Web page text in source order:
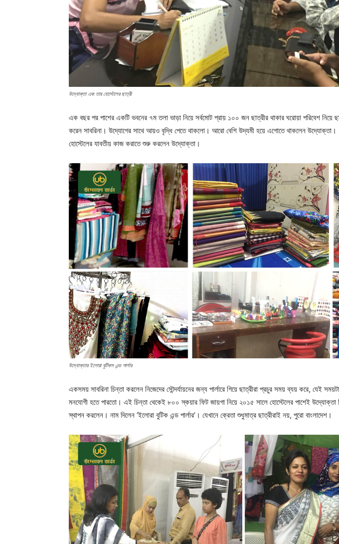
উদ্যোক্তা এবং তার হোস্টেলের ছাত্রী
এক বছর পর পাশের একটি ভবনের ৭ম তলা ভাড়া নিয়ে সর্বমোট প্রায় ১০০ জন ছাত্রীর থাকার ঘরোয়া পরিবেশ নিয়ে
করেন সাবরিনা। উদ্যোগের সাথে আয়ও বৃদ্ধি পেতে থাকলো। আরো বেশি উদ্যমী হয়ে এগোতে থাকলেন উদ্যোক্তা।
হোস্টেলের যাবতীয় কাজ করাতে শুরু করলেন উদ্যোক্তা।
উদ্যোক্তার ইলোরা বুটিকস এন্ড পার্লার
একসময় সাবরিনা চিন্তা করলেন নিজেদের সৌন্দর্যায়নের জন্য পার্লারে গিয়ে ছাত্রীরা প্রচুর সময় ব্যয় করে, যেই
মনযোগী হতে পারতো। এই চিন্তা থেকেই ৮০০ স্কয়ার ফিট জায়গা নিয়ে ২০১৫ সালে হোস্টেলের পাশেই উদ্যোক্তা
স্থাপন করলেন। নাম দিলেন ‘ইলোরা বুটিক এন্ড পার্লার’। যেখানে ক্রেতা শুধুমাত্র ছাত্রীরাই নয়, পুরো বাংলাদেশ।